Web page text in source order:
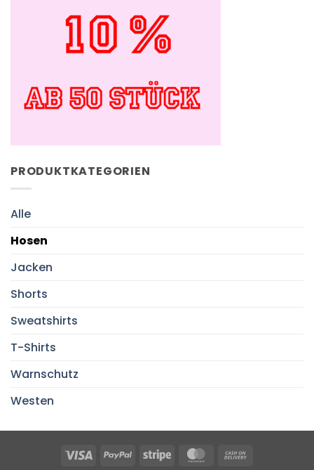
PRODUKTKATEGORIEN
Alle
Hosen
Jacken
Shorts
Sweatshirts
T-Shirts
Warnschutz
Westen
Visa PayPal Stripe MasterCard